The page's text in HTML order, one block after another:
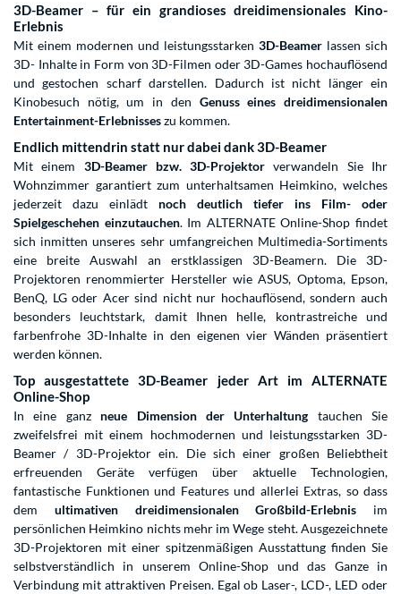
3D-Beamer – für ein grandioses dreidimensionales Kino-
Erlebnis
Mit einem modernen und leistungsstarken 3D-Beamer lassen sich
3D- Inhalte in Form von 3D-Filmen oder 3D-Games hochauflösend
und gestochen scharf darstellen. Dadurch ist nicht länger ein
Kinobesuch nötig, um in den Genuss eines dreidimensionalen
Entertainment-Erlebnisseszu kommen.
Endlich mittendrin statt nur dabei dank 3D-Beamer
Mit einem 3D-Beamer bzw. 3D-Projektor verwandeln Sie Ihr
Wohnzimmer garantiert zum unterhaltsamen Heimkino, welches
jederzeit dazu einlädt noch deutlich tiefer ins Film- oder
Spielgeschehen einzutauchen. Im ALTERNATE Online-Shop findet
sich inmitten unseres sehr umfangreichen Multimedia-Sortiments
eine breite Auswahl an erstklassigen 3D-Beamern. Die 3D-
Projektoren renommierter Hersteller wie ASUS, Optoma, Epson,
BenQ, LG oder Acer sind nicht nur hochauflösend, sondern auch
besonders leuchtstark, damit Ihnen helle, kontrastreiche und
farbenfrohe 3D-Inhalte in den eigenen vier Wänden präsentiert
werden können.
Top ausgestattete 3D-Beamer jeder Art im ALTERNATE
Online-Shop
In eine ganz neue Dimension der Unterhaltung tauchen Sie
zweifelsfrei mit einem hochmodernen und leistungsstarken 3D-
Beamer / 3D-Projektor ein. Die sich einer großen Beliebtheit
erfreuenden Geräte verfügen über aktuelle Technologien,
fantastische Funktionen und Features und allerlei Extras, so dass
dem ultimativen dreidimensionalen Großbild-Erlebnis im
persönlichen Heimkino nichts mehr im Wege steht. Ausgezeichnete
3D-Projektoren mit einer spitzenmäßigen Ausstattung finden Sie
selbstverständlich in unserem Online-Shop und das Ganze in
Verbindung mit attraktiven Preisen. Egal ob Laser-, LCD-, LED oder